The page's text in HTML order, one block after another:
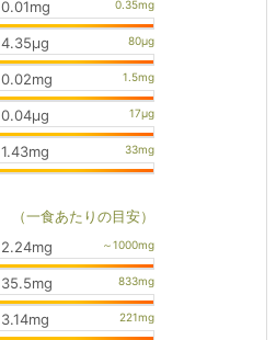
0.01mg
4.35μg
0.02mg
0.04μg
1.43mg
（一食あたりの目安）
2.24mg
35.5mg
3.14mg